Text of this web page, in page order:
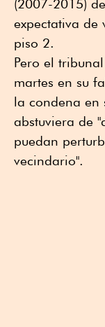
(2007-2015)
expectativa de
piso 2.
Pero el
martes en su
la condena en
abstuviera de
puedan
vecindario".